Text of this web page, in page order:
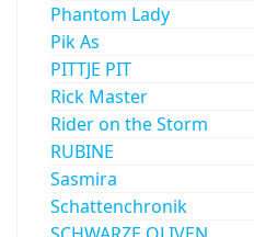
Phantom Lady
Pik As
PITTJE PIT
Rick Master
Rider on the Storm
RUBINE
Sasmira
Schattenchronik